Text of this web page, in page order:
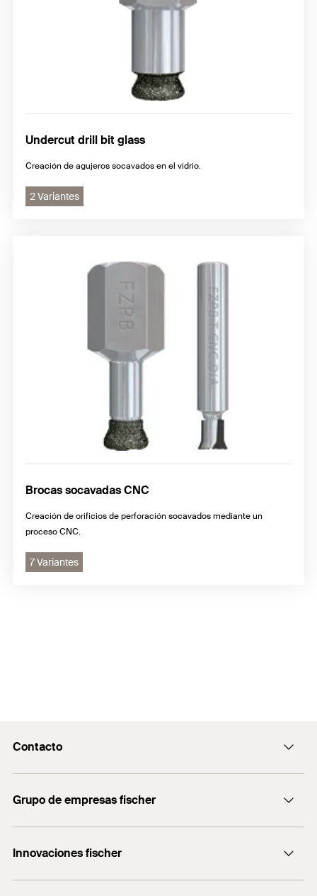
Undercut drill bit glass
Creación de agujeros socavados en el vidrio.
2 Variantes
Brocas socavadas CNC
Creación de orificios de perforación socavados mediante un
proceso CNC.
7 Variantes
Contacto
servicio.cliente@fischer.es
+0034 977838711
Grupo de empresas fischer
fischertechnik
Innovaciones fischer